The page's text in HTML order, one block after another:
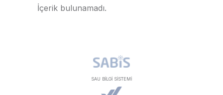
İçerik bulunamadı.
SAU BİLGİ SİSTEMİ